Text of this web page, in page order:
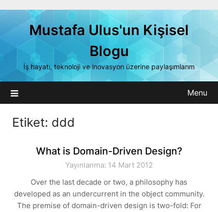
Mustafa Ulus'un Kişisel
Blogu
İş hayatı, teknoloji ve inovasyon üzerine paylaşımlarım
Menu
Etiket: ddd
What is Domain-Driven Design?
Yayınlanma: 14 Mart 2012
Over the last decade or two, a philosophy has
developed as an undercurrent in the object community.
The premise of domain-driven design is two-fold: For